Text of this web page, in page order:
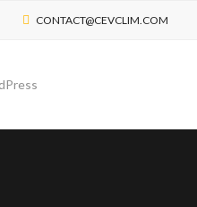
CONTACT@CEVCLIM.COM